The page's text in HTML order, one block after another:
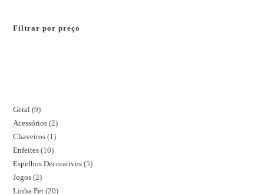
Filtrar por preço
Geral 9
Acessórios 2
Chaveiros 1
Enfeites 10
Espelhos Decorativos 5
Jogos 2
Linha Pet 20